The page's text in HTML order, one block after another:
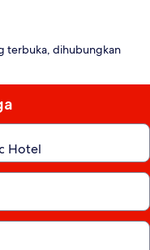
terbuka, dihubungkan